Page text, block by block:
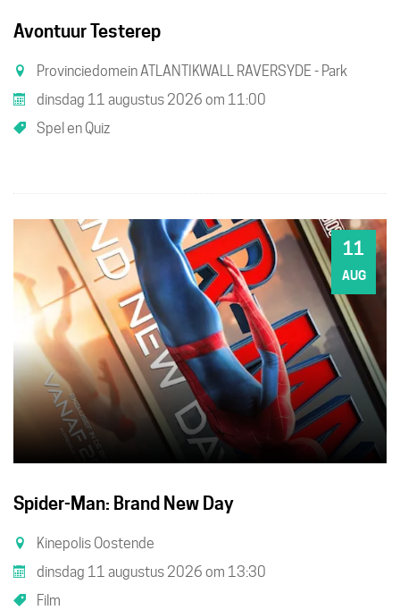
Avontuur Testerep
Provinciedomein ATLANTIKWALL RAVERSYDE - Park
dinsdag 11 augustus 2026 om 11:00
Spel en Quiz
11
AUG
Spider-Man: Brand New Day
Kinepolis Oostende
dinsdag 11 augustus 2026 om 13:30
Film